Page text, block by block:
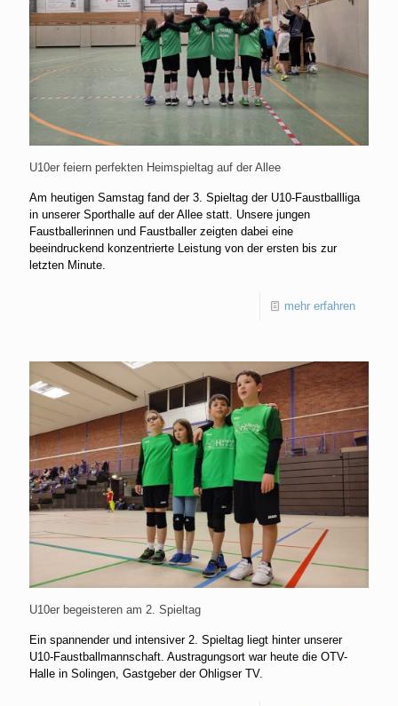
U10er feiern perfekten Heimspieltag auf der Allee
Am heutigen Samstag fand der 3. Spieltag der U10-Faustballliga
in unserer Sporthalle auf der Allee statt. Unsere jungen
Faustballerinnen und Faustballer zeigten dabei eine
beeindruckend konzentrierte Leistung von der ersten bis zur
letzten Minute.
mehr erfahren
U10er begeisteren am 2. Spieltag
Ein spannender und intensiver 2. Spieltag liegt hinter unserer
U10-Faustballmannschaft. Austragungsort war heute die OTV-
Halle in Solingen, Gastgeber der Ohligser TV.